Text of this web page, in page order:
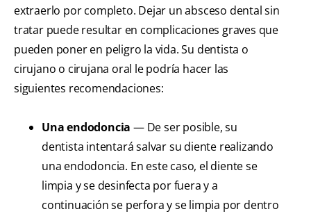
extraerlo por completo. Dejar un absceso dental sin
tratar puede resultar en complicaciones graves que
pueden poner en peligro la vida. Su dentista o
cirujano o cirujana oral le podría hacer las
siguientes recomendaciones:
Una endodoncia — De ser posible, su
dentista intentará salvar su diente realizando
una endodoncia. En este caso, el diente se
limpia y se desinfecta por fuera y a
continuación se perfora y se limpia por dentro